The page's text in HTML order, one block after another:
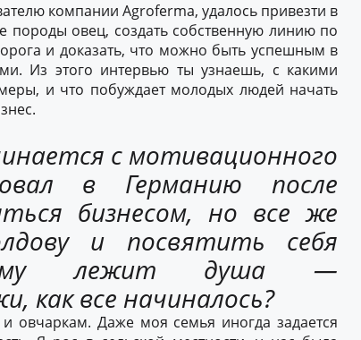
компании Agroferma, удалось привезти в
породы овец, создать собственную линию по
и доказать, что можно быть успешным в
Из этого интервью ты узнаешь, с какими
и что побуждает молодых людей начать
с мотивационного
в Германию после
бизнесом, но все же
и посвятить себя
лежит душа —
как все начиналось?
овчаркам. Даже моя семья иногда задается